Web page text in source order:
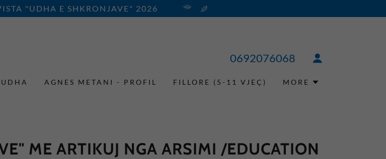
"UDHA E SHKRONJAVE" 2026
0692076068
UDHA AGNES METANI - PROFIL FILLORE (5-11 VJEÇ) MORE
ME ARTIKUJ NGA ARSIMI /EDUCATION